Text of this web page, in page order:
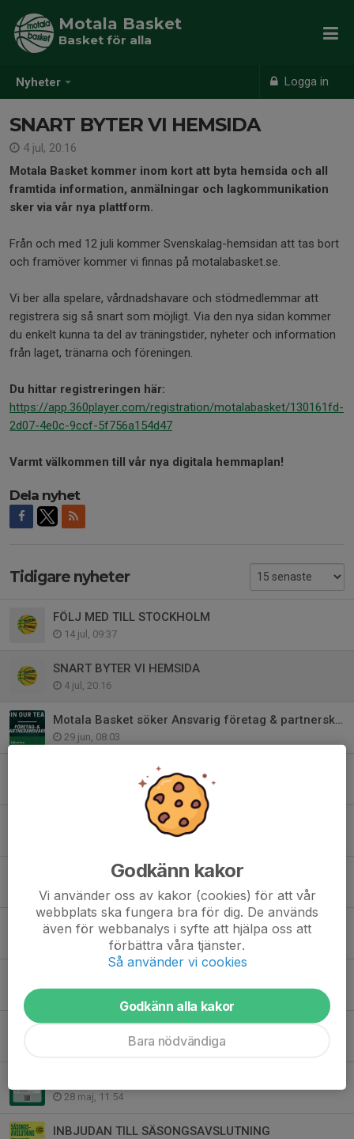
Nyheter Logga in
Motala Basket
Basket för alla
SNART BYTER VI HEMSIDA
4 jul, 20:16
Motala Basket kommer inom kort att byta hemsida och all
framtida information, anmälningar och lagkommunikation
sker via vår nya plattform.
Från och med 12 juli kommer Svenskalag-hemsidan att tas bort
och framöver kommer vi finnas på motalabasket.se.
Vi ber alla spelare, vårdnadshavare och stödmedlemmar att
registrera sig så snart som möjligt. Via den nya sidan kommer
du enkelt kunna ta del av träningstider, nyheter och information
från laget, tränarna och föreningen.
Du hittar registreringen här:
https://app.360player.com/registration/motalabasket/130161fd-
2d07-4e0c-9ccf-5f756a154d47
Varmt välkommen till vår nya digitala hemmaplan!
Dela nyhet
Tidigare nyheter
FÖLJ MED TILL STOCKHOLM
14 jul, 09:37
SNART BYTER VI HEMSIDA
4 jul, 20:16
Motala Basket söker Ansvarig företag & partnerskap
29 jun, 08:03
Nu stärker vi vår närvaro utanför planen
VECKANS BASKETSCHEMA - VECKA 26
22 jun, 06:11
Glad midsommar - hälsning från Motala Basket
19 jun, 08:17
28 maj, 11:54
INBJUDAN TILL SÄSONGSAVSLUTNING
Godkänn kakor
Vi använder oss av kakor (cookies) för att vår
webbplats ska fungera bra för dig. De används
även för webbanalys i syfte att hjälpa oss att
förbättra våra tjänster.
Så använder vi cookies
Godkänn alla kakor
Bara nödvändiga